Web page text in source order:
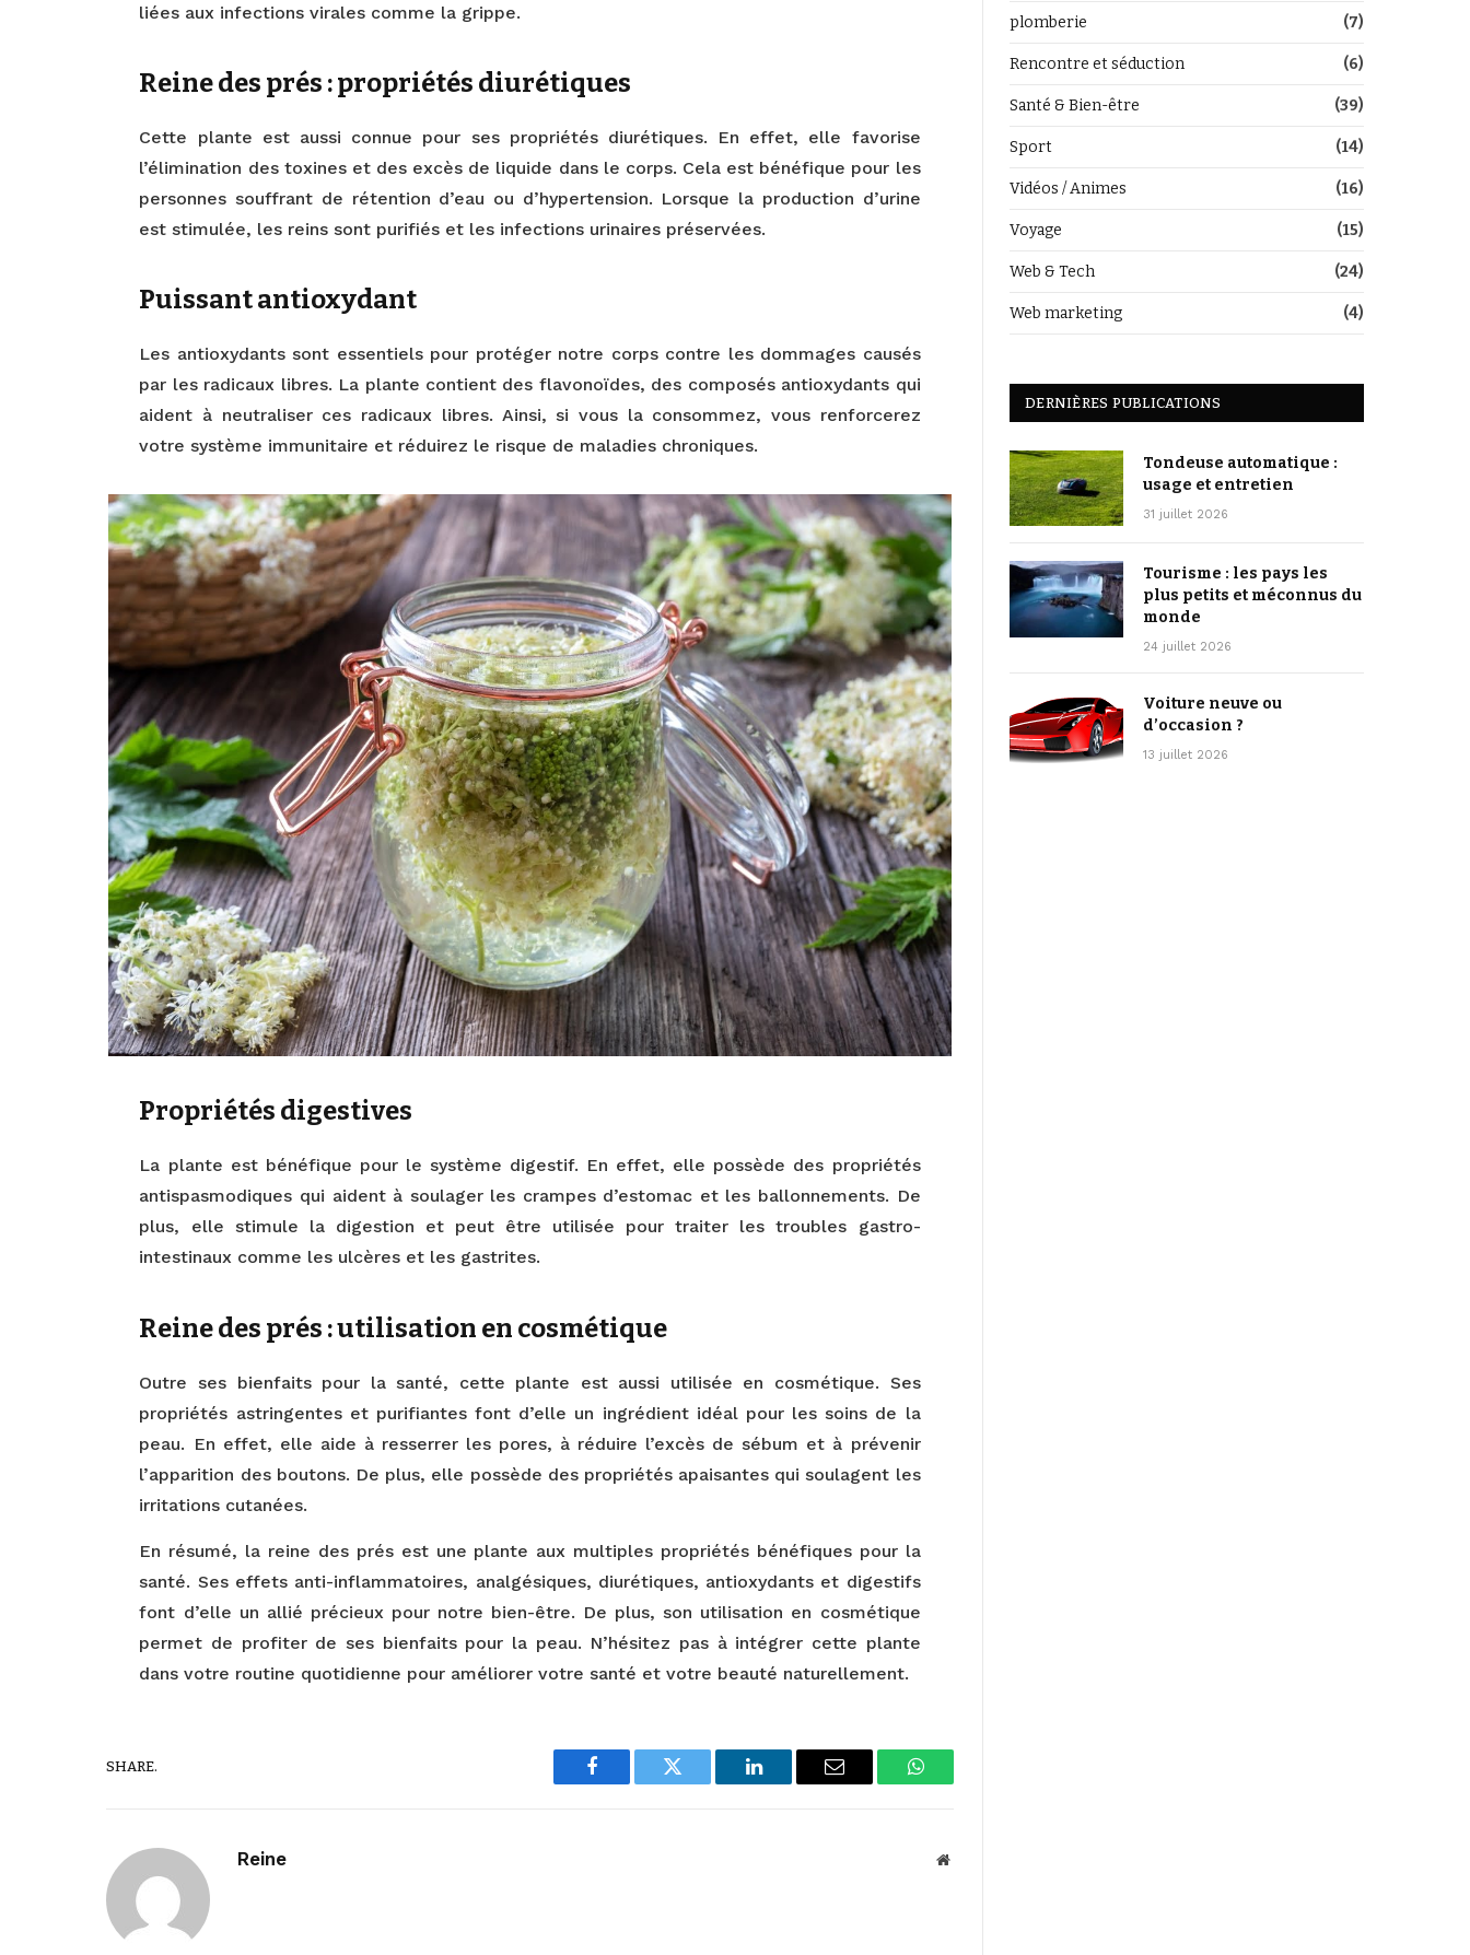
liées aux infections virales comme la grippe.
Reine des prés : propriétés diurétiques
Cette plante est aussi connue pour ses propriétés diurétiques. En effet, elle favorise
l’élimination des toxines et des excès de liquide dans le corps. Cela est bénéfique pour les
personnes souffrant de rétention d’eau ou d’hypertension. Lorsque la production d’urine
est stimulée, les reins sont purifiés et les infections urinaires préservées.
Puissant antioxydant
Les antioxydants sont essentiels pour protéger notre corps contre les dommages causés
par les radicaux libres. La plante contient des flavonoïdes, des composés antioxydants qui
aident à neutraliser ces radicaux libres. Ainsi, si vous la consommez, vous renforcerez
votre système immunitaire et réduirez le risque de maladies chroniques.
Propriétés digestives
La plante est bénéfique pour le système digestif. En effet, elle possède des propriétés
antispasmodiques qui aident à soulager les crampes d’estomac et les ballonnements. De
plus, elle stimule la digestion et peut être utilisée pour traiter les troubles gastro-
intestinaux comme les ulcères et les gastrites.
Reine des prés : utilisation en cosmétique
Outre ses bienfaits pour la santé, cette plante est aussi utilisée en cosmétique. Ses
propriétés astringentes et purifiantes font d’elle un ingrédient idéal pour les soins de la
peau. En effet, elle aide à resserrer les pores, à réduire l’excès de sébum et à prévenir
l’apparition des boutons. De plus, elle possède des propriétés apaisantes qui soulagent les
irritations cutanées.
En résumé, la reine des prés est une plante aux multiples propriétés bénéfiques pour la
santé. Ses effets anti-inflammatoires, analgésiques, diurétiques, antioxydants et digestifs
font d’elle un allié précieux pour notre bien-être. De plus, son utilisation en cosmétique
permet de profiter de ses bienfaits pour la peau. N’hésitez pas à intégrer cette plante
dans votre routine quotidienne pour améliorer votre santé et votre beauté naturellement.
SHARE.
Facebook Twitter LinkedIn Email WhatsApp
Reine Website
plomberie (7)
Rencontre et séduction (6)
Santé & Bien-être (39)
Sport (14)
Vidéos / Animes (16)
Voyage (15)
Web & Tech (24)
Web marketing (4)
DERNIÈRES PUBLICATIONS
Tondeuse automatique :
usage et entretien
31 juillet 2026
Tourisme : les pays les
plus petits et méconnus du
monde
24 juillet 2026
Voiture neuve ou
d’occasion ?
13 juillet 2026